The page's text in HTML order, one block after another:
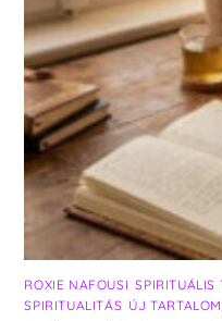
ROXIE NAFOUSI ,
SPIRITUALITÁS ÚJ